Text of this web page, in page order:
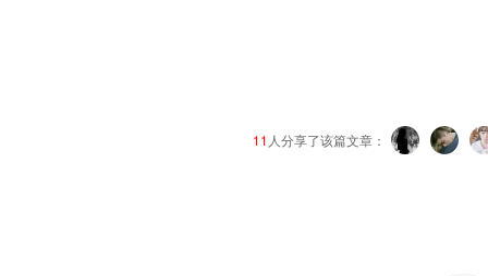
11 人分享了该篇文章：